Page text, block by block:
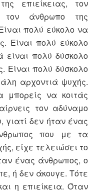
επιείκειας, τον
τον άνθρωπο της
πολύ εύκολο να
Είναι πολύ εύκολο
πολύ δύσκολο
Είναι πολύ δύσκολο
αρχοντιά ψυχής.
μπορείς να κοιτάς
τον αδύναμο
γιατί δεν ήταν ένας
που με τα
είχε τελειώσει το
ένας άνθρωπος, ο
ή δεν άκουγε. Τότε
η επιείκεια. Όταν